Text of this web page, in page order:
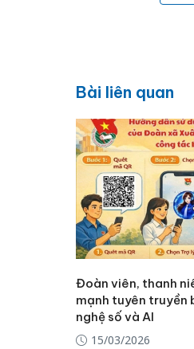
Bài liên quan
Đoàn viên, thanh
mạnh tuyên truyền
nghệ số và AI
15/03/2026